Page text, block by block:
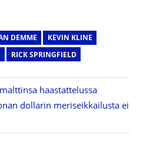
DEMME
KEVIN KLINE
RICK SPRINGFIELD
haastattelussa
dollarin meriseikkailusta ei